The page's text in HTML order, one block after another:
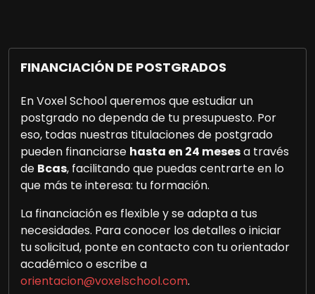
FINANCIACIÓN DE POSTGRADOS
En Voxel School queremos que estudiar un
postgrado no dependa de tu presupuesto. Por
eso, todas nuestras titulaciones de postgrado
pueden financiarse hasta en 24 mesesa través
de Bcas, facilitando que puedas centrarte en lo
que más te interesa: tu formación.
La financiación es flexible y se adapta a tus
necesidades. Para conocer los detalles o iniciar
tu solicitud, ponte en contacto con tu orientador
académico o escribe a
orientacion@voxelschool.com.